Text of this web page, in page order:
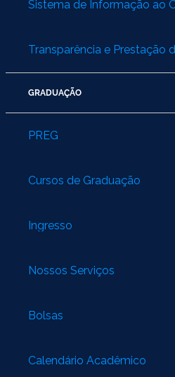
Sistema de Informação ao
Transparência e Prestação
GRADUAÇÃO
PREG
Cursos de Graduação
Ingresso
Nossos Serviços
Bolsas
Calendário Acadêmico